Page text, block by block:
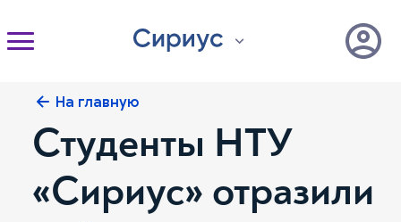
На главную
Студенты НТУ
«Сириус» отразили